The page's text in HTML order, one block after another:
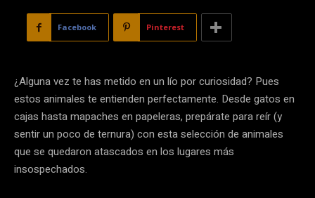
Facebook Pinterest
¿Alguna vez te has metido en un lío por curiosidad? Pues
estos animales te entienden perfectamente. Desde gatos en
cajas hasta mapaches en papeleras, prepárate para reír (y
sentir un poco de ternura) con esta selección de animales
que se quedaron atascados en los lugares más
insospechados.